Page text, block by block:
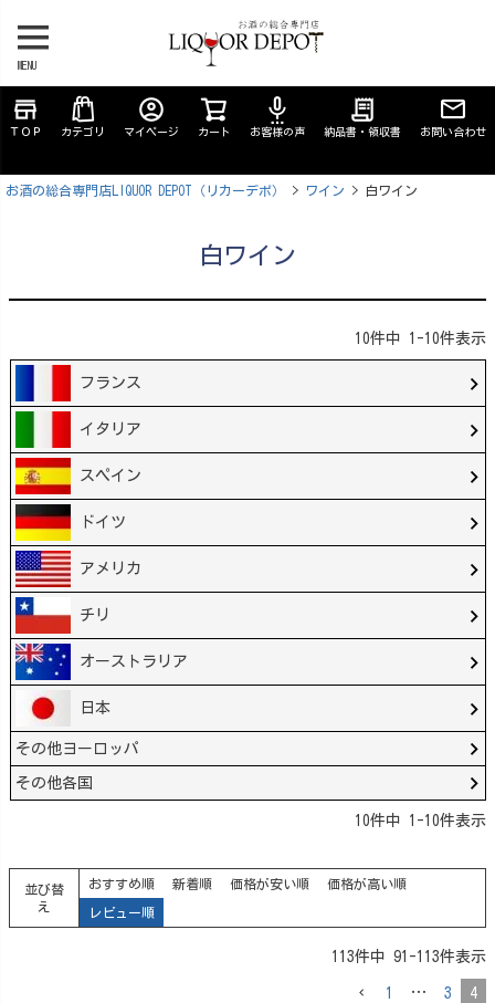
MENU
store
ＴＯＰ カテゴリ
account_circle
マイページ カート
settings_voice
お客様の声
receipt_long
納品書・領収書 お問い合わせ
お酒の総合専門店LIQUOR DEPOT（リカーデポ） ワイン 白ワイン
白ワイン
10件中 1 -10件表示
フランス
イタリア
スペイン
ドイツ
アメリカ
チリ
オーストラリア
日本
その他ヨーロッパ
その他各国
10件中 1 -10件表示
並び替
え
おすすめ順 新着順 価格が安い順 価格が高い順
レビュー順
113件中 91 -113件表示
1 … 3 4